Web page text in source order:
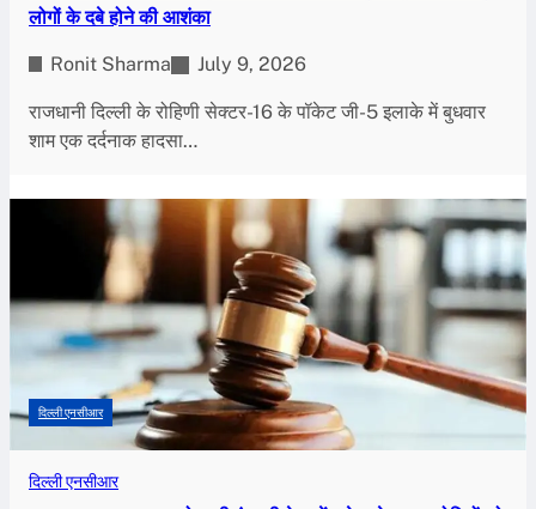
लोगों के दबे होने की आशंका
Ronit Sharma July 9, 2026
राजधानी दिल्ली के रोहिणी सेक्टर-16 के पॉकेट जी-5 इलाके में बुधवार
शाम एक दर्दनाक हादसा…
दिल्ली एनसीआर
दिल्ली एनसीआर